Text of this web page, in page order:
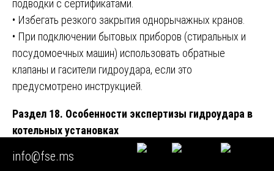
подводки с сертификатами.
• Избегать резкого закрытия однорычажных кранов.
• При подключении бытовых приборов (стиральных и
посудомоечных машин) использовать обратные
клапаны и гасители гидроудара, если это
предусмотрено инструкцией.
Раздел 18. Особенности экспертизы гидроудара в
котельных установках
Экспертиза гидроудара в котельных имеет свою
info@fse.ms